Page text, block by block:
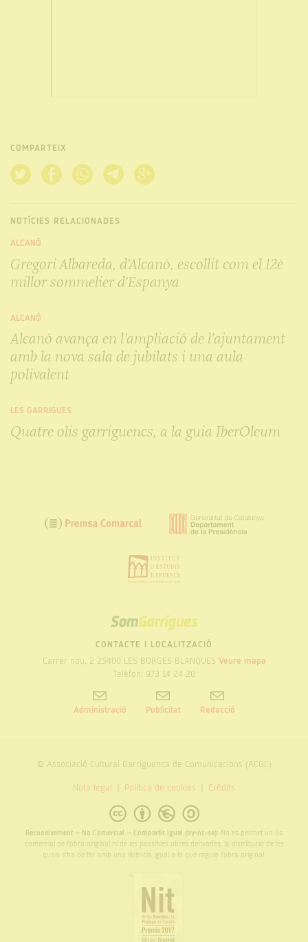
COMPARTEIX
NOTÍCIES RELACIONADES
ALCANÓ
Gregori Albareda, d'Alcanó, escollit com el 12è
millor sommelier d'Espanya
ALCANÓ
Alcanó avança en l’ampliació de l’ajuntament
amb la nova sala de jubilats i una aula
polivalent
LES GARRIGUES
Quatre olis garriguencs, a la guia IberOleum
SOM
GARRIGUES
CONTACTE I LOCALITZACIÓ
Carrer nou, 2 25400 LES BORGES BLANQUES Veure mapa
Telèfon: 973 14 24 20
Administració Publicitat Redacció
© Associació Cultural Garriguenca de Comunicacions (ACGC)
Nota legal Politica de cookies Crèdits
Reconeixement – No Comercial – Compartir Igual (by-nc-sa): No es permet un ús
comercial de l’obra original ni de les possibles obres derivades, la distribució de les
quals s’ha de fer amb una llicència igual a la que regula l’obra original.